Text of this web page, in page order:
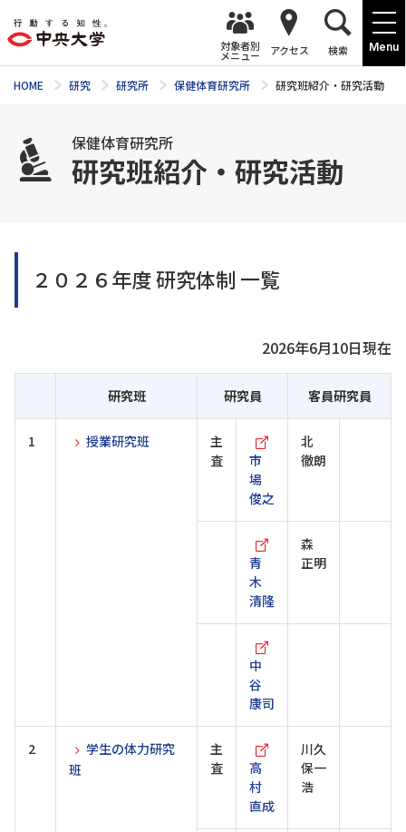
Menu
対象者別
メニュー アクセス 検索
HOME 研究 研究所 保健体育研究所 研究班紹介・研究活動
保健体育研究所
研究班紹介・研究活動
２０２６年度 研究体制 一覧
2026年6月10日現在
研究班 研究員 客員研究員
1 授業研究班
主
査
市
場
俊之
北
徹朗
青
木
清隆
森
正明
中
谷
康司
2
学生の体力研究
班
主
査
高
村
直成
川久
保一
浩